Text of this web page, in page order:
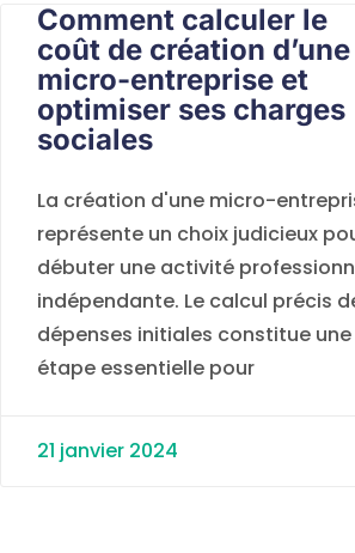
Comment calculer le
coût de création d’une
micro-entreprise et
optimiser ses charges
sociales
La création d'une micro-
représente un choix judicieux
débuter une activité
indépendante. Le calcul précis
dépenses initiales constitue une
étape essentielle pour
21 janvier 2024